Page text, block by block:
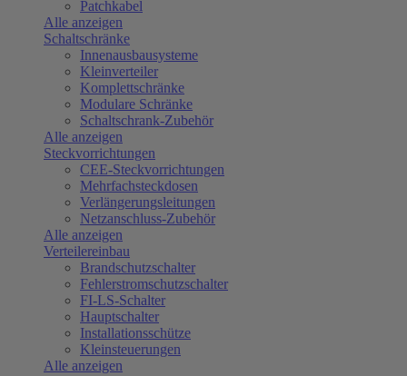
Patchkabel
Alle anzeigen
Schaltschränke
Innenausbausysteme
Kleinverteiler
Komplettschränke
Modulare Schränke
Schaltschrank-Zubehör
Alle anzeigen
Steckvorrichtungen
CEE-Steckvorrichtungen
Mehrfachsteckdosen
Verlängerungsleitungen
Netzanschluss-Zubehör
Alle anzeigen
Verteilereinbau
Brandschutzschalter
Fehlerstromschutzschalter
FI-LS-Schalter
Hauptschalter
Installationsschütze
Kleinsteuerungen
Alle anzeigen